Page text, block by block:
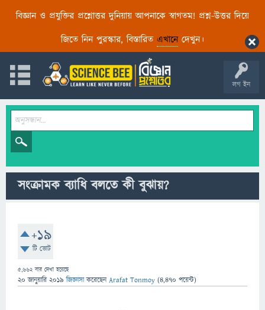
বিজ্ঞান ও প্রযুক্তির প্রশ্নোত্তর দুনিয়ায় আপনাকে স্বাগতম! প্রশ্ন-উত্তর দিয়ে
জিতে নিন পুরস্কার, বিস্তারিত এখানেদেখুন।
লগ ইন
সংক্রামক ব্যাধি বলতে কী বুঝায়?
+19
টি ভোট
5,662বার দেখা হয়েছে
20 জানুয়ারি 2019 জিজ্ঞাসাকরেছেনArafat Tonmoy (4,470 পয়েন্ট)